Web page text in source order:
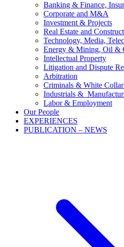
Banking & Finance,
Corporate and M&A
Investment & Projects
Real Estate and
Technology, Media,
Energy & Mining, Oil &
Intellectual Property
Litigation and Dispute
Arbitration
Criminals & White
Industrials &
Labor & Employment
Our People
EXPERIENCES
PUBLICATION – NEWS